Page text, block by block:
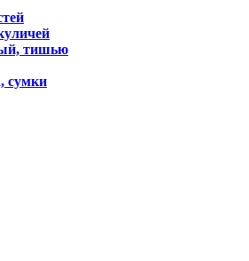
тишью
сумки